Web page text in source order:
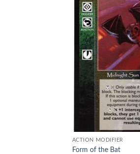
ACTION MODIFIER
Form of the Bat